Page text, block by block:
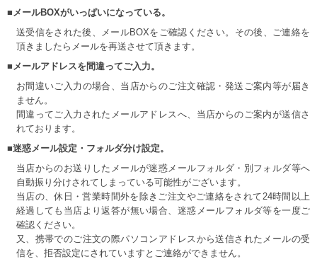
■メールBOXがいっぱいになっている。
送受信をされた後、メールBOXをご確認ください。その後、ご連絡を
頂きましたらメールを再送させて頂きます。
■メールアドレスを間違ってご入力。
お間違いご入力の場合、当店からのご注文確認・発送ご案内等が届き
ません。
間違ってご入力されたメールアドレスへ、当店からのご案内が送信さ
れております。
■迷惑メール設定・フォルダ分け設定。
当店からのお送りしたメールが迷惑メールフォルダ・別フォルダ等へ
自動振り分けされてしまっている可能性がございます。
当店の、休日・営業時間外を除きご注文やご連絡をされて24時間以上
経過しても当店より返答が無い場合、迷惑メールフォルダ等を一度ご
確認ください。
又、携帯でのご注文の際パソコンアドレスから送信されたメールの受
信を、拒否設定にされていますとご連絡ができません。